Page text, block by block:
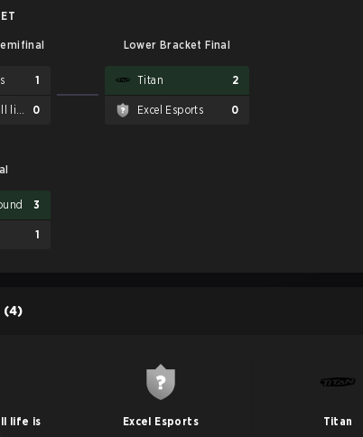
Lower Bracket Final
1
0
Titan 2
Excel Esports 0
3
1
(4)
life is
Excel Esports Titan